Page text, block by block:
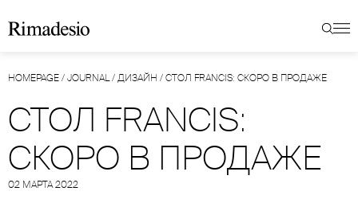
HOMEPAGE/JOURNAL/ДИЗАЙН /СТОЛ FRANCIS: СКОРО В ПРОДАЖЕ
СТОЛ FRANCIS:
СКОРО В ПРОДАЖЕ
02 МАРТА 2022